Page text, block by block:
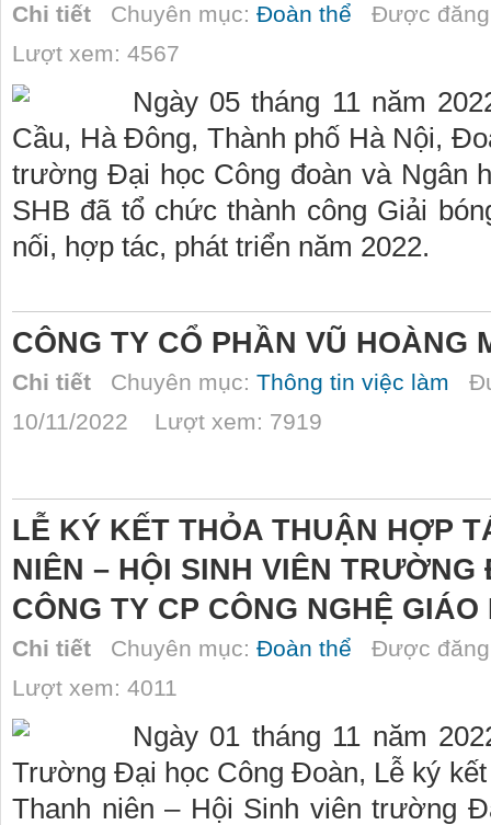
Chi tiết Chuyên mục: Đoàn thể Được
Lượt xem: 4567
Ngày 05 tháng 11 năm
Cầu, Hà Đông, Thành phố Hà Nội,
trường Đại học Công đoàn và Ngân
SHB đã tổ chức thành công Giải
nối, hợp tác, phát triển năm 2022.
CÔNG TY CỔ PHẦN VŨ HOÀNG
Chi tiết Chuyên mục: Thông tin việc làm
10/11/2022 Lượt xem: 7919
LỄ KÝ KẾT THỎA THUẬN HỢP
NIÊN – HỘI SINH VIÊN
CÔNG TY CP CÔNG NGHỆ
Chi tiết Chuyên mục: Đoàn thể Được
Lượt xem: 4011
Ngày 01 tháng 11 năm
Trường Đại học Công Đoàn, Lễ ký
Thanh niên – Hội Sinh viên trường